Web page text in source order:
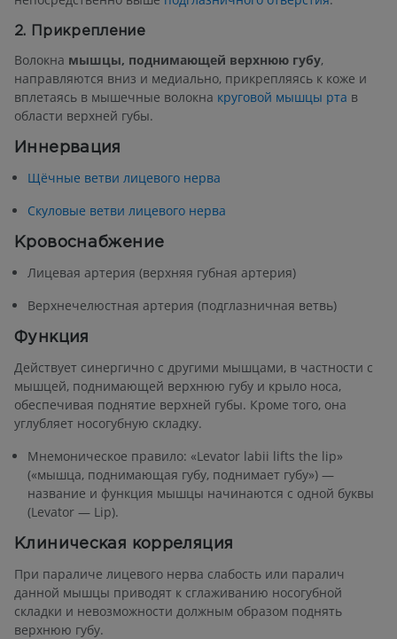
2. Прикрепление
Волокна мышцы, поднимающей верхнюю губу,
направляются вниз и медиально, прикрепляясь к коже и
вплетаясь в мышечные волокна круговой мышцы рта в
области верхней губы.
Иннервация
Щёчные ветви лицевого нерва
Скуловые ветви лицевого нерва
Кровоснабжение
Лицевая артерия (верхняя губная артерия)
Верхнечелюстная артерия (подглазничная ветвь)
Функция
Действует синергично с другими мышцами, в частности с
мышцей, поднимающей верхнюю губу и крыло носа,
обеспечивая поднятие верхней губы. Кроме того, она
углубляет носогубную складку.
Мнемоническое правило: «Levator labii lifts the lip»
(«мышца, поднимающая губу, поднимает губу») —
название и функция мышцы начинаются с одной буквы
(Levator — Lip).
Клиническая корреляция
При параличе лицевого нерва слабость или паралич
данной мышцы приводят к сглаживанию носогубной
складки и невозможности должным образом поднять
верхнюю губу.